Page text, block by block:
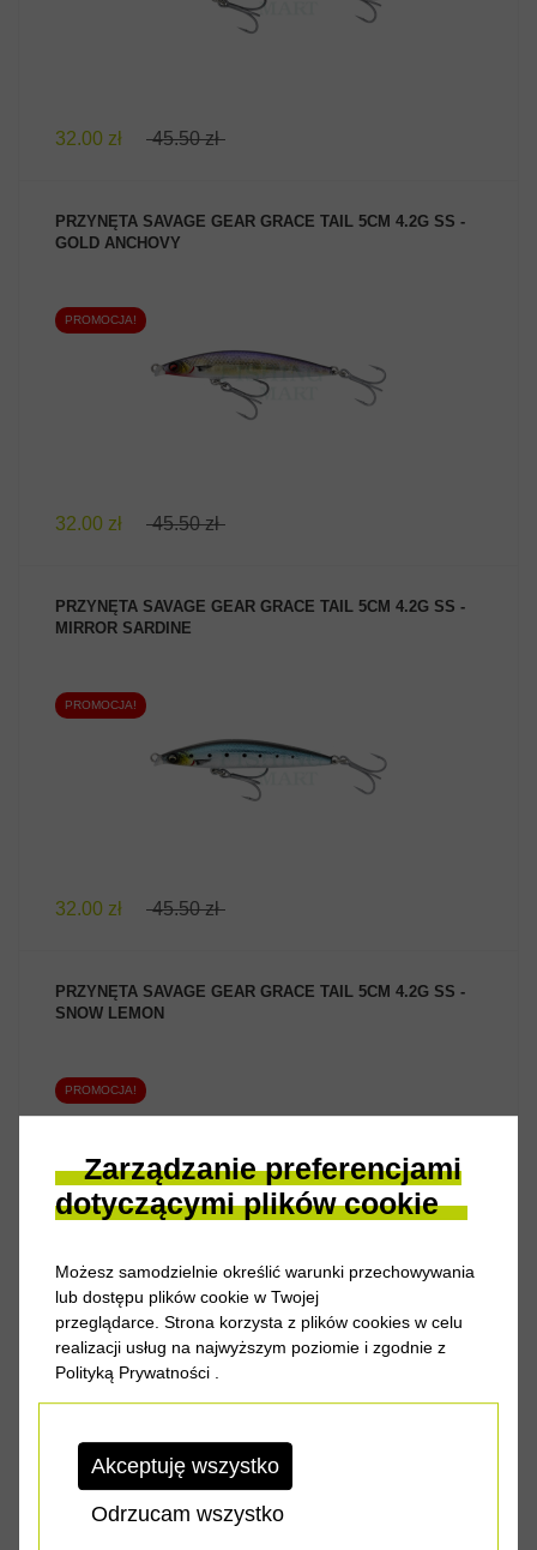
Zarządzanie preferencjami
dotyczącymi plików cookie
Możesz samodzielnie określić warunki przechowywania
lub dostępu plików cookie w Twojej
przeglądarce. Strona korzysta z plików cookies w celu
realizacji usług na najwyższym poziomie i zgodnie z
Polityką Prywatności .
Akceptuję wszystko
Odrzucam wszystko
32.00 zł 45.50 zł
PRZYNĘTA SAVAGE GEAR GRACE TAIL 5CM 4.2G SS -
GOLD ANCHOVY
PROMOCJA!
32.00 zł 45.50 zł
PRZYNĘTA SAVAGE GEAR GRACE TAIL 5CM 4.2G SS -
MIRROR SARDINE
PROMOCJA!
32.00 zł 45.50 zł
PRZYNĘTA SAVAGE GEAR GRACE TAIL 5CM 4.2G SS -
SNOW LEMON
ZOBACZ PRODUKT
PROMOCJA!
32.00 zł 45.50 zł
PRZYNĘTA SAVAGE GEAR GRACE TAIL 5CM 4.2G SS -
SUNSET SARDINE
PROMOCJA!